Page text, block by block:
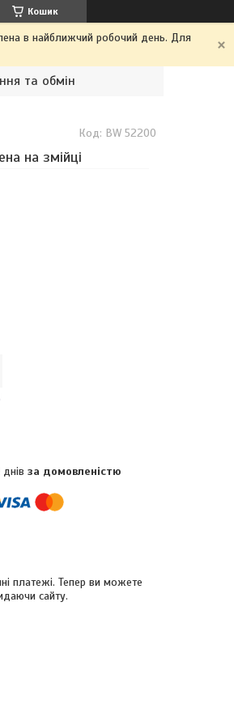
Кошик
в найближчий робочий день. Для
та обмін
на змійці
Код: BW 52200
за домовленістю
платежі. Тепер ви можете
сайту.